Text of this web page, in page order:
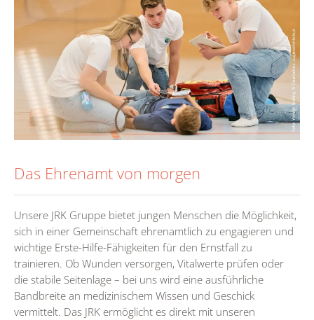
Das Ehrenamt von morgen
Unsere JRK Gruppe bietet jungen Menschen die Möglichkeit,
sich in einer Gemeinschaft ehrenamtlich zu engagieren und
wichtige Erste-Hilfe-Fähigkeiten für den Ernstfall zu
trainieren. Ob Wunden versorgen, Vitalwerte prüfen oder
die stabile Seitenlage – bei uns wird eine ausführliche
Bandbreite an medizinischem Wissen und Geschick
vermittelt. Das JRK ermöglicht es direkt mit unseren